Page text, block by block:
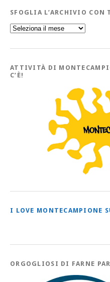
SFOGLIA L’ARCHIVIO
Sfoglia
l’Archivio
tutti
Articoli
ATTIVITÀ DI
C’È!
I LOVE MONTECAMPIONE
ORGOGLIOSI DI FARNE